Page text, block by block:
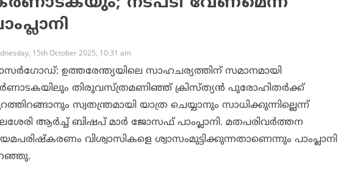
15th October 2025, 10:31 am
ഉത്തരേന്ത്യയിലെ സാഹചര്യത്തിന് സമാനമായി
തിരുവസ്ത്രമണിഞ്ഞ് ക്രിസ്ത്യന്‍ പുരോഹിതര്‍ക്ക്
സ്വതന്ത്രമായി യാത്ര ചെയ്യാനും സാധിക്കുന്നില്ലെന്ന്
ആര്‍ച്ച് ബിഷപ് മാര്‍ ജോസഫ് പാംപ്ലാനി. മതപരിവര്‍ത്തന
വിശ്വാസികളെ ശ്വാസംമുട്ടിക്കുന്നതാണെന്നും പാംപ്ലാനി